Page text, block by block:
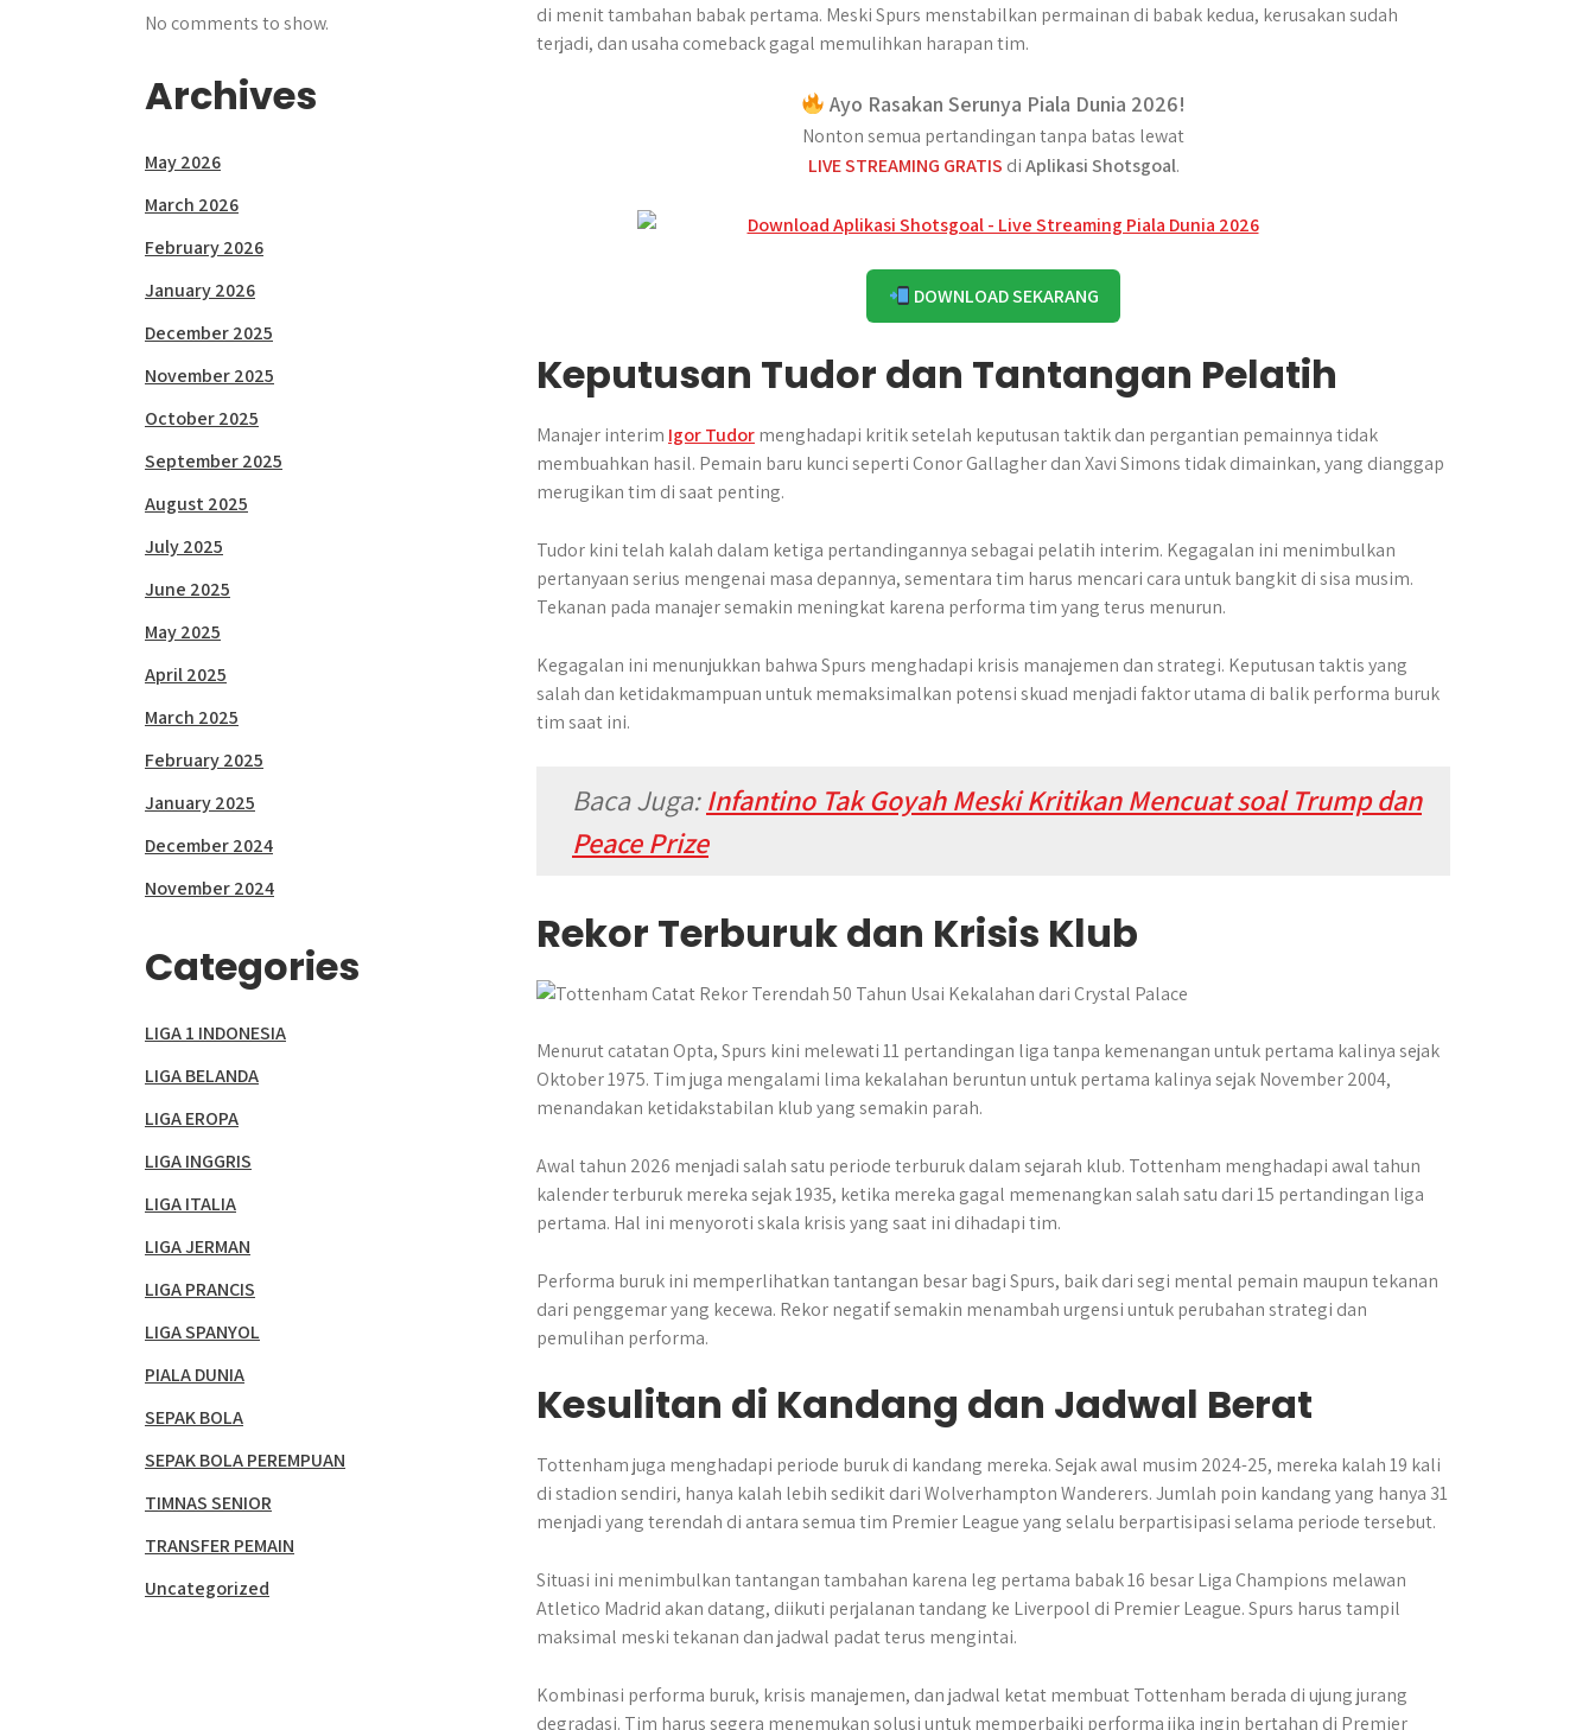
di menit tambahan babak pertama. Meski Spurs menstabilkan permainan di babak kedua, kerusakan sudah
terjadi, dan usaha comeback gagal memulihkan harapan tim.
Ayo Rasakan Serunya Piala Dunia 2026!
Nonton semua pertandingan tanpa batas lewat
LIVE STREAMING GRATIS diAplikasi Shotsgoal.
DOWNLOAD SEKARANG
Keputusan Tudor dan Tantangan Pelatih
Manajer interim Igor Tudormenghadapi kritik setelah keputusan taktik dan pergantian pemainnya tidak
membuahkan hasil. Pemain baru kunci seperti Conor Gallagher dan Xavi Simons tidak dimainkan, yang dianggap
merugikan tim di saat penting.
Tudor kini telah kalah dalam ketiga pertandingannya sebagai pelatih interim. Kegagalan ini menimbulkan
pertanyaan serius mengenai masa depannya, sementara tim harus mencari cara untuk bangkit di sisa musim.
Tekanan pada manajer semakin meningkat karena performa tim yang terus menurun.
Kegagalan ini menunjukkan bahwa Spurs menghadapi krisis manajemen dan strategi. Keputusan taktis yang
salah dan ketidakmampuan untuk memaksimalkan potensi skuad menjadi faktor utama di balik performa buruk
tim saat ini.
Baca Juga:Infantino Tak Goyah Meski Kritikan Mencuat soal Trump dan
Peace Prize
Rekor Terburuk dan Krisis Klub
Menurut catatan Opta, Spurs kini melewati 11 pertandingan liga tanpa kemenangan untuk pertama kalinya sejak
Oktober 1975. Tim juga mengalami lima kekalahan beruntun untuk pertama kalinya sejak November 2004,
menandakan ketidakstabilan klub yang semakin parah.
Awal tahun 2026 menjadi salah satu periode terburuk dalam sejarah klub. Tottenham menghadapi awal tahun
kalender terburuk mereka sejak 1935, ketika mereka gagal memenangkan salah satu dari 15 pertandingan liga
pertama. Hal ini menyoroti skala krisis yang saat ini dihadapi tim.
Performa buruk ini memperlihatkan tantangan besar bagi Spurs, baik dari segi mental pemain maupun tekanan
dari penggemar yang kecewa. Rekor negatif semakin menambah urgensi untuk perubahan strategi dan
pemulihan performa.
Kesulitan di Kandang dan Jadwal Berat
Tottenham juga menghadapi periode buruk di kandang mereka. Sejak awal musim 2024-25, mereka kalah 19 kali
di stadion sendiri, hanya kalah lebih sedikit dari Wolverhampton Wanderers. Jumlah poin kandang yang hanya 31
menjadi yang terendah di antara semua tim Premier League yang selalu berpartisipasi selama periode tersebut.
Situasi ini menimbulkan tantangan tambahan karena leg pertama babak 16 besar Liga Champions melawan
Atletico Madrid akan datang, diikuti perjalanan tandang ke Liverpool di Premier League. Spurs harus tampil
maksimal meski tekanan dan jadwal padat terus mengintai.
Kombinasi performa buruk, krisis manajemen, dan jadwal ketat membuat Tottenham berada di ujung jurang
degradasi. Tim harus segera menemukan solusi untuk memperbaiki performa jika ingin bertahan di Premier
No comments to show.
Archives
May 2026
March 2026
February 2026
January 2026
December 2025
November 2025
October 2025
September 2025
August 2025
July 2025
June 2025
May 2025
April 2025
March 2025
February 2025
January 2025
December 2024
November 2024
Categories
LIGA 1 INDONESIA
LIGA BELANDA
LIGA EROPA
LIGA INGGRIS
LIGA ITALIA
LIGA JERMAN
LIGA PRANCIS
LIGA SPANYOL
PIALA DUNIA
SEPAK BOLA
SEPAK BOLA PEREMPUAN
TIMNAS SENIOR
TRANSFER PEMAIN
Uncategorized